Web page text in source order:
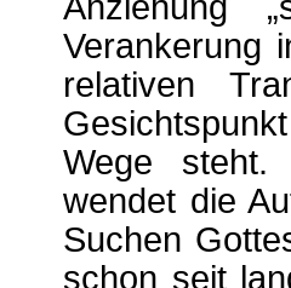
Verankerung
relativen
Wege steht.
wendet die
Suchen
schon seit